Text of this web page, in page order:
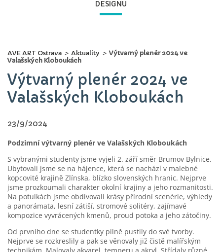
DESIGNU
AVE ART Ostrava > Aktuality > Výtvarný plenér 2024 ve
Valašských Kloboukách
Výtvarný plenér 2024 ve
Valašských Kloboukách
23/9/2024
Podzimní výtvarný plenér ve Valašských Kloboukách
S vybranými studenty jsme vyjeli 2. září směr Brumov Bylnice.
Ubytovali jsme se na hájence, která se nachází v malebné
kopcovité krajině Zlínska, blízko slovenských hranic. Nejprve
jsme prozkoumali charakter okolní krajiny a jeho rozmanitosti.
Na potulkách jsme obdivovali krásy přírodní scenérie, výhledy
a panorámata, lesní zátiší, stromové solitéry, zajímavé
kompozice vyvrácených kmenů, proud potoka a jeho zátočiny.
Od prvního dne se studentky pilně pustily do své tvorby.
Nejprve se rozkreslily a pak se věnovaly již čistě malířským
technikám. Malovaly akvarel, temperu a akryl. Střídaly různé